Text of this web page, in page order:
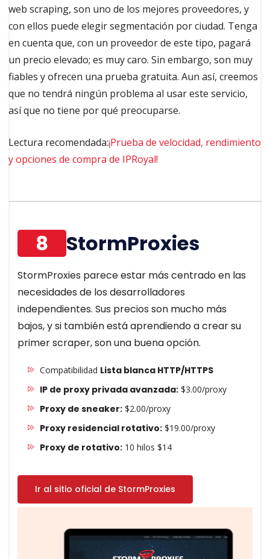
web scraping, son uno de los mejores proveedores, y
con ellos puede elegir segmentación por ciudad. Tenga
en cuenta que, con un proveedor de este tipo, pagará
un precio elevado; es muy caro. Sin embargo, son muy
fiables y ofrecen una prueba gratuita. Aun así, creemos
que no tendrá ningún problema al usar este servicio,
así que no tiene por qué preocuparse.
Lectura recomendada:¡Prueba de velocidad, rendimiento
y opciones de compra de IPRoyal!
8 StormProxies
StormProxies parece estar más centrado en las
necesidades de los desarrolladores
independientes. Sus precios son mucho más
bajos, y si también está aprendiendo a crear su
primer scraper, son una buena opción.
Compatibilidad Lista blanca HTTP/HTTPS
IP de proxy privada avanzada:$3.00/proxy
Proxy de sneaker:$2.00/proxy
Proxy residencial rotativo:$19.00/proxy
Proxy de rotativo:10 hilos $14
Ir al sitio oficial de StormProxies